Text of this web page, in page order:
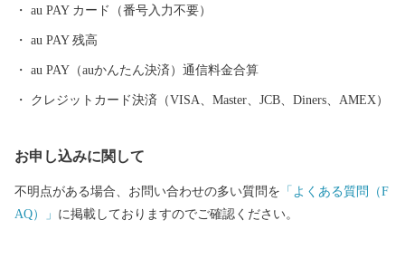
ょうどしま しまはも）」など、豊かな自然で育まれたおいしいも
のがいっぱい。 先人が築いた伝統的な行事や歴史的な景観を守
り、後世へと継承していくには、「ふるさとを大切にしたい」
まちづくりのテーマの各事業に対する貴重な財源として活用させ
au PAY カード（番号入力不要）
au PAY 残高
au PAY（auかんたん決済）通信料金合算
クレジットカード決済（VISA、Master、JCB、Diners、AMEX）
お申し込みに関して
不明点がある場合、お問い合わせの多い質問を 「よくある質問（F
AQ）」 に掲載しておりますのでご確認ください。